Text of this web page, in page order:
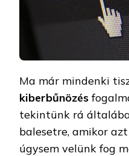
Ma már mindenki
kiberbűnözés
tekintünk rá
balesetre, amikor
úgysem velünk fog